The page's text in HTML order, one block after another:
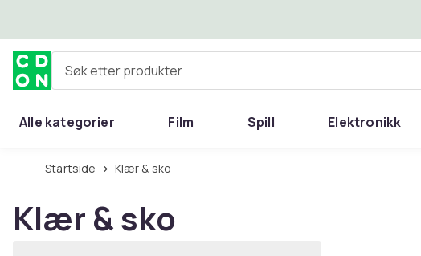
Søk etter produkter
Alle kategorier Film Spill Elektronikk
Startside Klær & sko
Klær & sko